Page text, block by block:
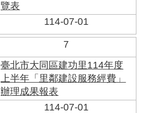
覽表
114-07-01
7
臺北市大同區建功里114年度
上半年「里鄰建設服務經費」
辦理成果報表
114-07-01